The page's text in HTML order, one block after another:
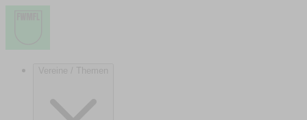
Vereine / Themen